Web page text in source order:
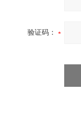
验证码：